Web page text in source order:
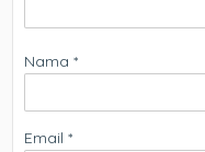
Nama*
Email*